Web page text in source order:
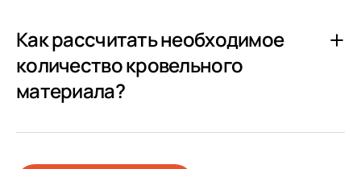
Как рассчитать необходимое
количество кровельного
материала?